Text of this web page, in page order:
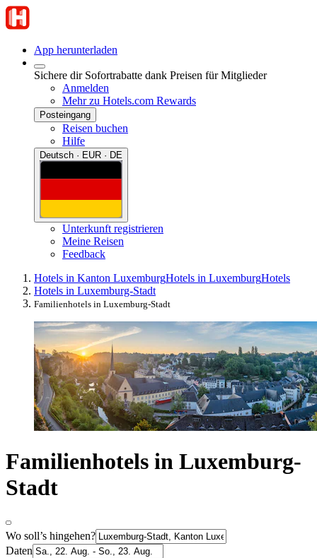
App herunterladen
Sichere dir Sofortrabatte dank Preisen für Mitglieder
Anmelden
Mehr zu Hotels.com Rewards
Posteingang
Reisen buchen
Hilfe
Deutsch · EUR · DE
Unterkunft registrieren
Meine Reisen
Feedback
Hotels in Kanton LuxemburgHotels in LuxemburgHotels
Hotels in Luxemburg-Stadt
Familienhotels in Luxemburg-Stadt
Familienhotels in Luxemburg-
Stadt
Wo soll’s hingehen?
Daten